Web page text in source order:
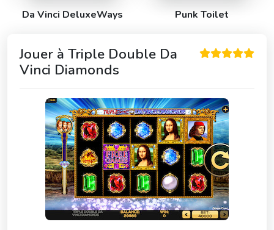
Da Vinci DeluxeWays Punk Toilet
Jouer à Triple Double Da
Vinci Diamonds